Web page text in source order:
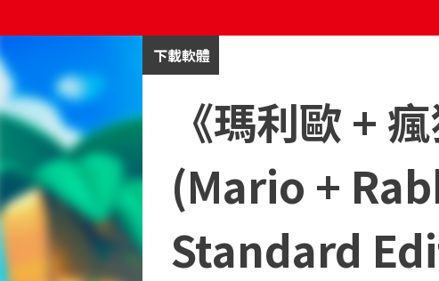
下載軟體
《瑪利歐 +
(Mario +
Standard